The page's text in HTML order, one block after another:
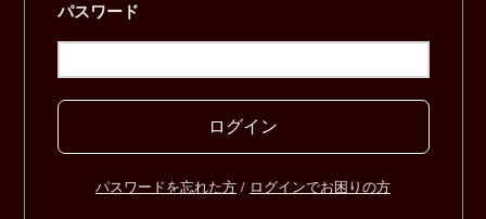
パスワード
ログイン
パスワードを忘れた方 / ログインでお困りの方